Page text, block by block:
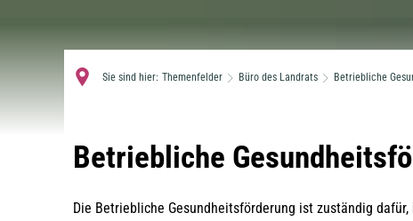
Sie sind hier: Themenfelder Büro des Landrats Betriebliche
Betriebliche
Gesundheitsförderung
Betriebliche
Die Betriebliche Gesundheitsförderung ist zuständig dafür,